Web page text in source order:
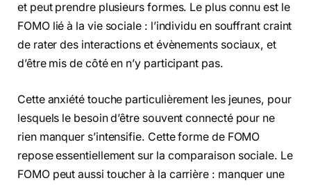
et peut prendre plusieurs formes. Le plus connu est le
FOMO lié à la vie sociale : l’individu en souffrant craint
de rater des interactions et évènements sociaux, et
d’être mis de côté en n’y participant pas.
Cette anxiété touche particulièrement les jeunes, pour
lesquels le besoin d’être souvent connecté pour ne
rien manquer s’intensifie. Cette forme de FOMO
repose essentiellement sur la comparaison sociale. Le
FOMO peut aussi toucher à la carrière : manquer une